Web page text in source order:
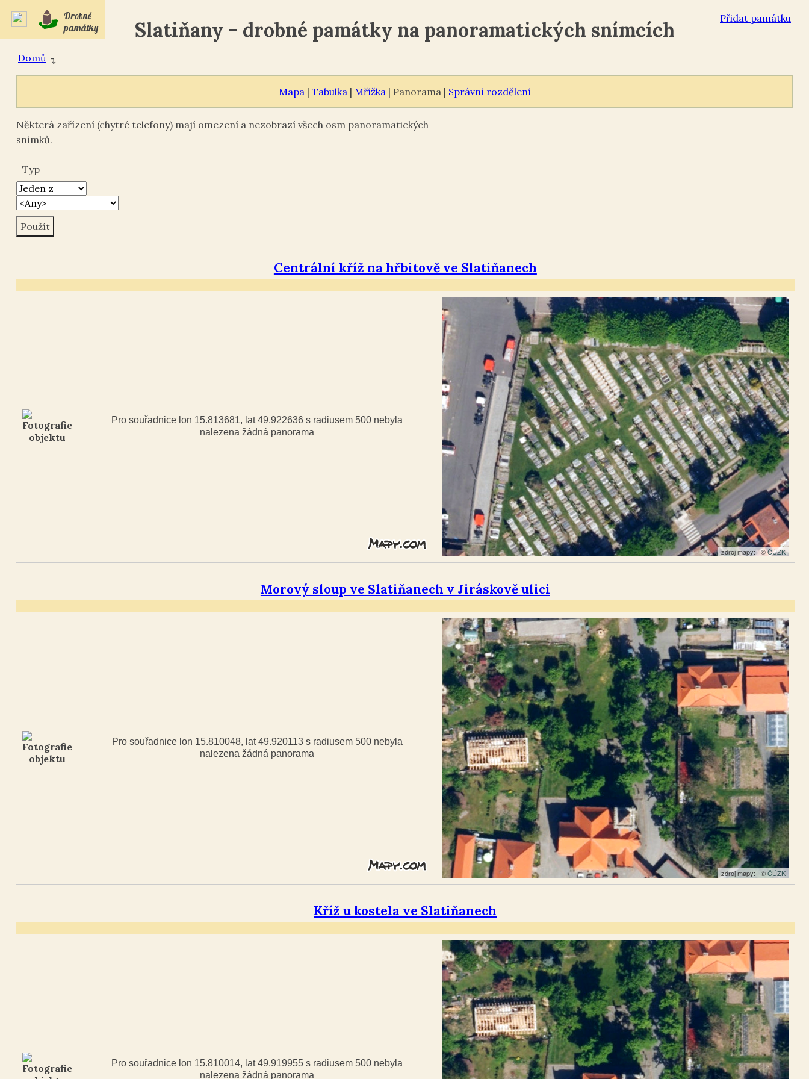
Přidat památku
Drobné
památky
Slatiňany - drobné památky na panoramatických snímcích
Domů ↴
Mapa | Tabulka | Mřížka | Panorama | Správní rozdělení
Některá zařízení (chytré telefony) mají omezení a nezobrazí všech osm panoramatických
snímků.
Typ
Centrální kříž na hřbitově ve Slatiňanech
Pro souřadnice lon 15.813681, lat 49.922636 s radiusem 500 nebyla
nalezena žádná panorama
zdroj mapy: | ©ČÚZK
Morový sloup ve Slatiňanech v Jiráskově ulici
Pro souřadnice lon 15.810048, lat 49.920113 s radiusem 500 nebyla
nalezena žádná panorama
zdroj mapy: | ©ČÚZK
Kříž u kostela ve Slatiňanech
Pro souřadnice lon 15.810014, lat 49.919955 s radiusem 500 nebyla
nalezena žádná panorama